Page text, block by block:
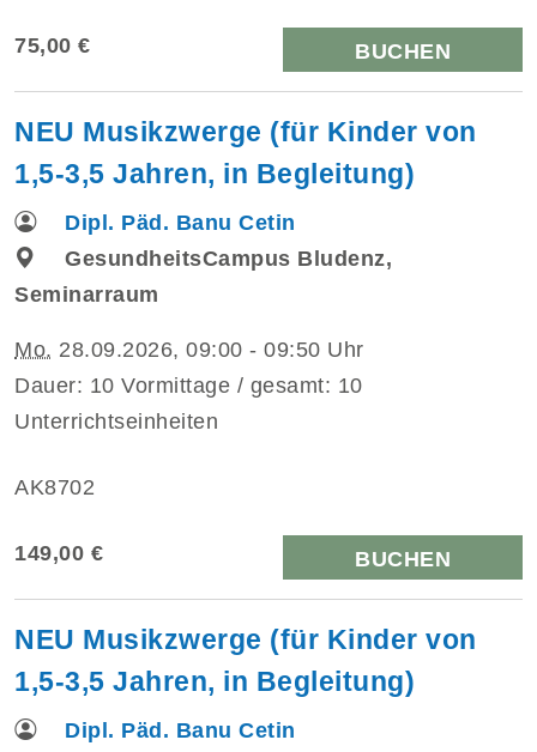
75,00 € BUCHEN
NEU Musikzwerge (für Kinder von
1,5-3,5 Jahren, in Begleitung)
Dipl. Päd. Banu Cetin
GesundheitsCampus Bludenz,
Seminarraum
Mo. 28.09.2026, 09:00 - 09:50 Uhr
Dauer: 10 Vormittage / gesamt: 10
Unterrichtseinheiten
AK8702
149,00 € BUCHEN
NEU Musikzwerge (für Kinder von
1,5-3,5 Jahren, in Begleitung)
Dipl. Päd. Banu Cetin